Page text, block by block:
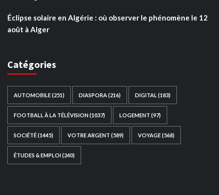
Éclipse solaire en Algérie : où observer le phénomène le 12
août à Alger
Catégories
AUTOMOBILE(251) DIASPORA (216) DIGITAL (183)
FOOTBALL À LA TÉLÉVISION(1037) LOGEMENT (97)
SOCIÉTÉ(1445) VOTRE ARGENT (589) VOYAGE(568)
ÉTUDES & EMPLOI(240)